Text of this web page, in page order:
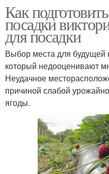
Как
посадки
для посадки
Выбор места для будущей
который недооценивают
Неудачное
причиной слабой
ягоды.